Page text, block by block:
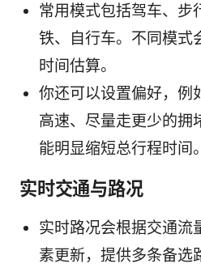
常用模式包括驾车、步
铁、自行车。不同模式
时间估算。
你还可以设置偏好，例
高速、尽量走更少的拥
能明显缩短总行程时间。
实时交通与路况
实时路况会根据交通流
素更新，提供多条备选